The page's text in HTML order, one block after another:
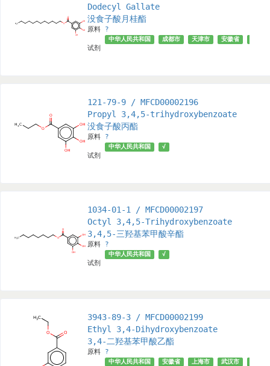
Dodecyl Gallate
没食子酸月桂酯
原料 ?
试剂
中华人民共和国 成都市 天津市 安徽省
121-79-9 / MFCD00002196
Propyl 3,4,5-trihydroxybenzoate
没食子酸丙酯
原料 ?
试剂
中华人民共和国 √
1034-01-1 / MFCD00002197
Octyl 3,4,5-Trihydroxybenzoate
3,4,5-三羟基苯甲酸辛酯
原料 ?
试剂
中华人民共和国 √
3943-89-3 / MFCD00002199
Ethyl 3,4-Dihydroxybenzoate
3,4-二羟基苯甲酸乙酯
原料 ?
中华人民共和国 安徽省 上海市 武汉市